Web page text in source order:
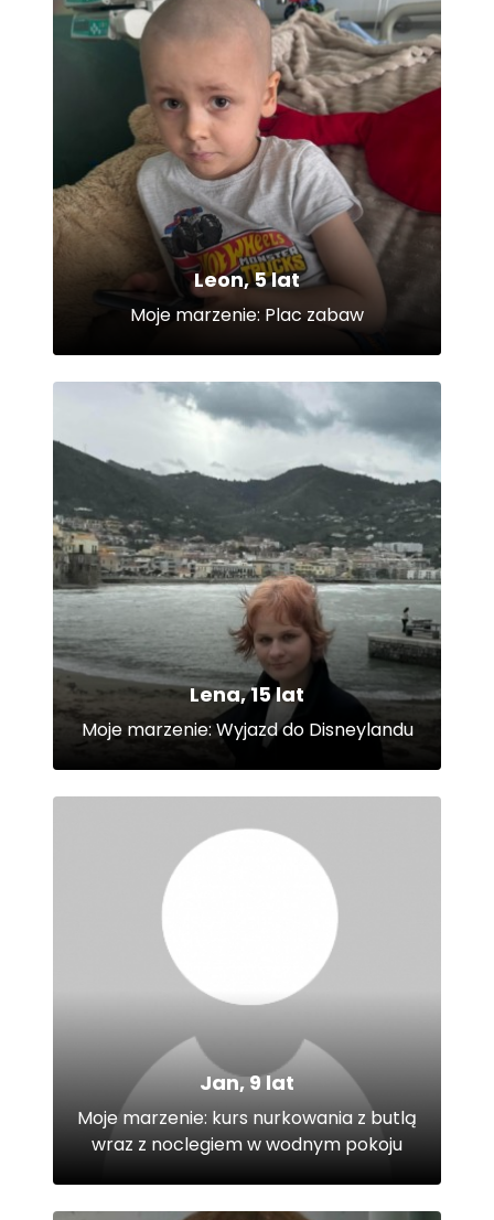
Leon, 5 lat
Moje marzenie: Plac zabaw
Lena, 15 lat
Moje marzenie: Wyjazd do Disneylandu
Jan, 9 lat
Moje marzenie: kurs nurkowania z butlą
wraz z noclegiem w wodnym pokoju